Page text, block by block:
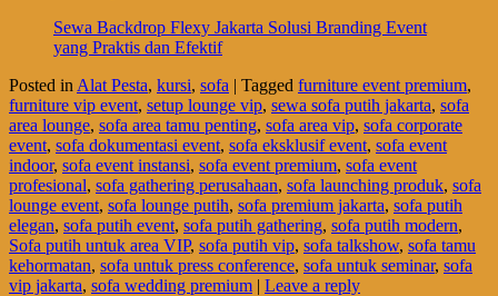
Sewa Backdrop Flexy Jakarta Solusi Branding Event
yang Praktis dan Efektif
Posted in Alat Pesta, kursi, sofa | Tagged furniture event premium,
furniture vip event, setup lounge vip, sewa sofa putih jakarta, sofa
area lounge, sofa area tamu penting, sofa area vip, sofa corporate
event, sofa dokumentasi event, sofa eksklusif event, sofa event
indoor, sofa event instansi, sofa event premium, sofa event
profesional, sofa gathering perusahaan, sofa launching produk, sofa
lounge event, sofa lounge putih, sofa premium jakarta, sofa putih
elegan, sofa putih event, sofa putih gathering, sofa putih modern,
Sofa putih untuk area VIP, sofa putih vip, sofa talkshow, sofa tamu
kehormatan, sofa untuk press conference, sofa untuk seminar, sofa
vip jakarta, sofa wedding premium | Leave a reply